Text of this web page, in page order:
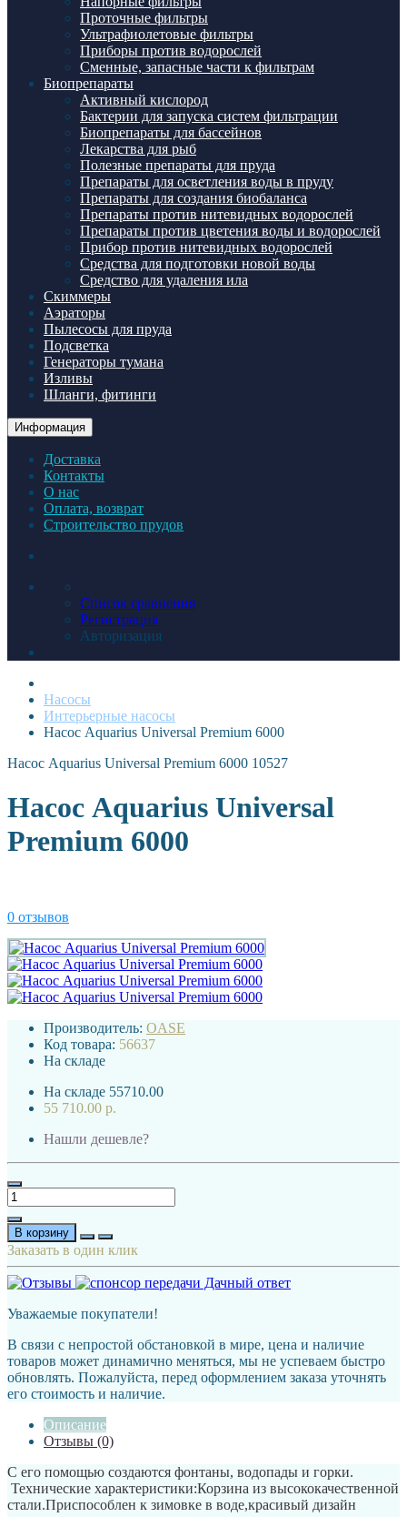
Проточные фильтры
Ультрафиолетовые фильтры
Приборы против водорослей
Сменные, запасные части к фильтрам
Биопрепараты
Активный кислород
Бактерии для запуска систем фильтрации
Биопрепараты для бассейнов
Лекарства для рыб
Полезные препараты для пруда
Препараты для осветления воды в пруду
Препараты для создания биобаланса
Препараты против нитевидных водорослей
Препараты против цветения воды и водорослей
Прибор против нитевидных водорослей
Средства для подготовки новой воды
Средство для удаления ила
Скиммеры
Аэраторы
Пылесосы для пруда
Подсветка
Генераторы тумана
Изливы
Шланги, фитинги
Информация
Доставка
Контакты
О нас
Оплата, возврат
Строительство прудов
Список сравнения
Регистрация
Авторизация
Насосы
Интерьерные насосы
Насос Aquarius Universal Premium 6000
Насос Aquarius Universal Premium 6000 10527
Насос Aquarius Universal
Premium 6000
0 отзывов
Производитель: OASE
Код товара: 56637
На складе
На складе 55710.00
55 710.00 р.
Нашли дешевле?
В корзину
Заказать в один клик
Уважаемые покупатели!
В связи с непростой обстановкой в мире, цена и наличие
товаров может динамично меняться, мы не успеваем быстро
обновлять. Пожалуйста, перед оформлением заказа уточнять
его стоимость и наличие.
Описание
Отзывы (0)
С его помощью создаются фонтаны, водопады и горки.
Технические характеристики:Корзина из высококачественной
стали.Приспособлен к зимовке в воде,красивый дизайн